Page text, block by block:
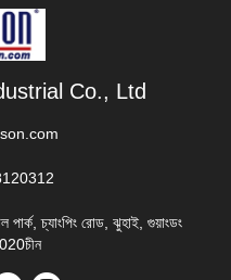
Co., Ltd
পার্ক, চ্যাংপিং রোড, ঝুহাই, গুয়াংডং